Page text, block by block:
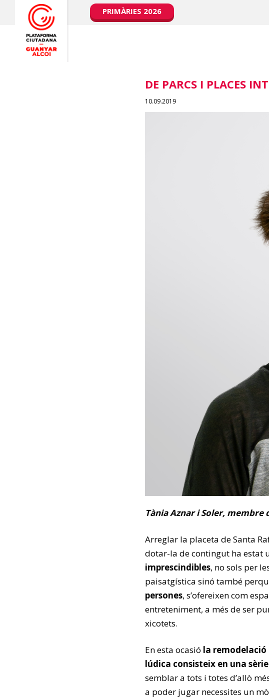
PRIMÀRIES 2026
DE PARCS I PLACES
10.09.2019
Tània Aznar i Soler,
Arreglar la placeta de Santa
dotar-la de contingut ha estat
imprescindibles, no sols per
paisatgística sinó també
persones, s’ofereixen com
entreteniment, a més de ser
xicotets.
En esta ocasió la remodelació
lúdica consisteix en una
semblar a tots i totes d’allò
a poder jugar necessites un